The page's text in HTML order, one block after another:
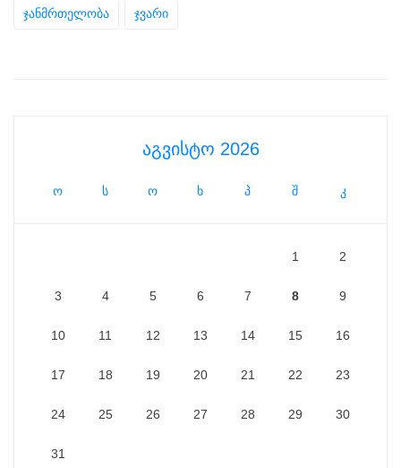
ჯანმრთელობა ჯვარი
აგვისტო 2026
ო ს ო ხ პ შ კ
1 2
3 4 5 6 7 8 9
10 11 12 13 14 15 16
17 18 19 20 21 22 23
24 25 26 27 28 29 30
31